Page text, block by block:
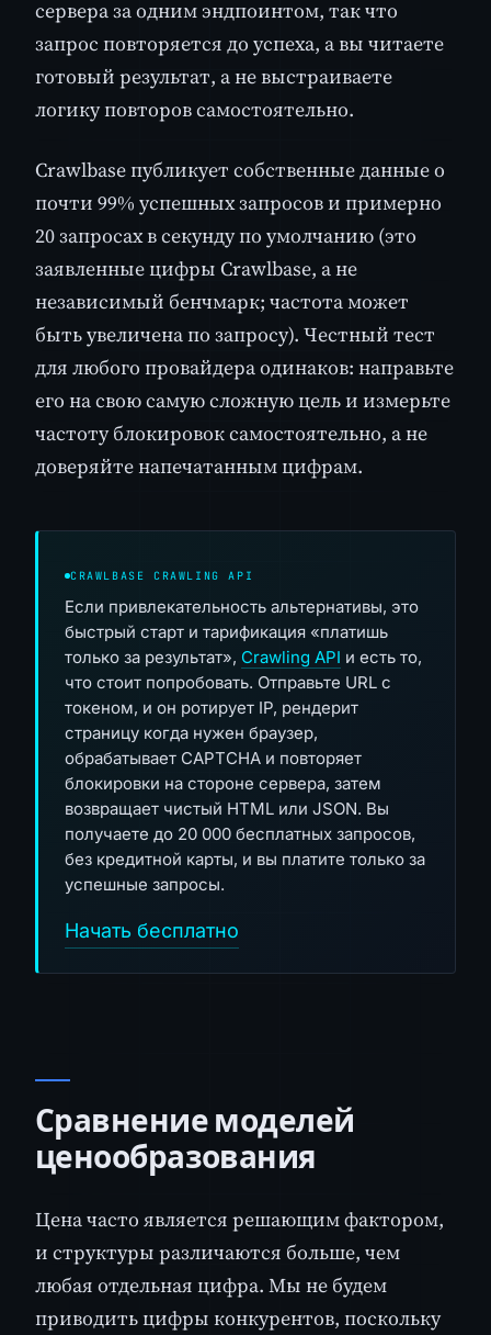
сервера за одним эндпоинтом, так что
запрос повторяется до успеха, а вы читаете
готовый результат, а не выстраиваете
логику повторов самостоятельно.
Crawlbase публикует собственные данные о
почти 99% успешных запросов и примерно
20 запросах в секунду по умолчанию (это
заявленные цифры Crawlbase, а не
независимый бенчмарк; частота может
быть увеличена по запросу). Честный тест
для любого провайдера одинаков: направьте
его на свою самую сложную цель и измерьте
частоту блокировок самостоятельно, а не
доверяйте напечатанным цифрам.
CRAWLBASE CRAWLING API
Если привлекательность альтернативы, это
быстрый старт и тарификация «платишь
только за результат», Crawling API и есть то,
что стоит попробовать. Отправьте URL с
токеном, и он ротирует IP, рендерит
страницу когда нужен браузер,
обрабатывает CAPTCHA и повторяет
блокировки на стороне сервера, затем
возвращает чистый HTML или JSON. Вы
получаете до 20 000 бесплатных запросов,
без кредитной карты, и вы платите только за
успешные запросы.
Начать бесплатно
Сравнение моделей
ценообразования
Цена часто является решающим фактором,
и структуры различаются больше, чем
любая отдельная цифра. Мы не будем
приводить цифры конкурентов, поскольку